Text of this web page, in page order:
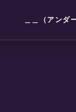
＿＿（アン